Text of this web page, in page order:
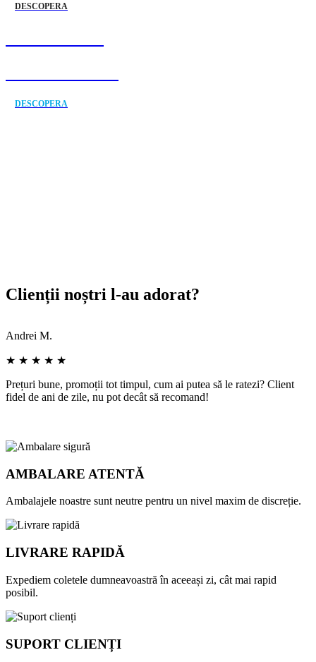
DESCOPERA
DESCOPERA
Clienții noștri l-au adorat?
Andrei M.
★ ★ ★ ★ ★
Prețuri bune, promoții tot timpul, cum ai putea să le ratezi? Client
fidel de ani de zile, nu pot decât să recomand!
AMBALARE ATENTĂ
Ambalajele noastre sunt neutre pentru un nivel maxim de discreție.
LIVRARE RAPIDĂ
Expediem coletele dumneavoastră în aceeași zi, cât mai rapid
posibil.
SUPORT CLIENȚI